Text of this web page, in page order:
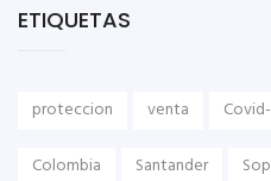
ETIQUETAS
proteccion venta
Colombia Santander